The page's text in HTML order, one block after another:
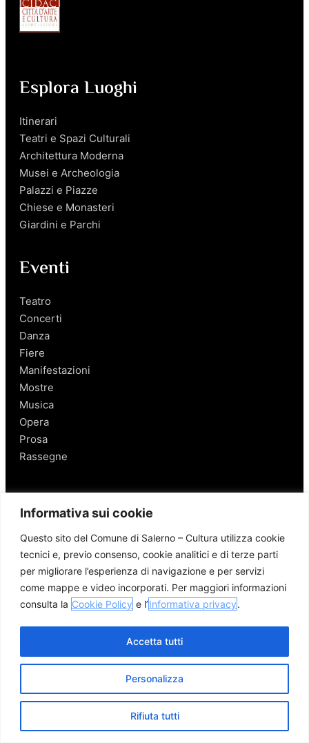
Informativa sui cookie
Questo sito del Comune di Salerno – Cultura utilizza cookie
tecnici e, previo consenso, cookie analitici e di terze parti
per migliorare l’esperienza di navigazione e per servizi
come mappe e video incorporati. Per maggiori informazioni
consulta la Cookie Policy e l’Informativa privacy.
Personalizza
Rifiuta tutti
Accetta tutti
Esplora Luoghi
Itinerari
Teatri e Spazi Culturali
Architettura Moderna
Musei e Archeologia
Palazzi e Piazze
Chiese e Monasteri
Giardini e Parchi
Eventi
Teatro
Concerti
Danza
Fiere
Manifestazioni
Mostre
Musica
Opera
Prosa
Rassegne
Salerno
Personaggi
Enogastronomia
Mobilità a Salerno
Luoghi nei Dintorni
Link utili
Privacy PolicyCookie Policy